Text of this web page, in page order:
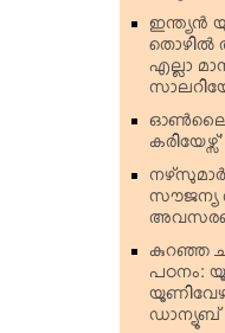
ഇന്ത്യന്‍
തൊഴില്‍
എല്ലാ
ഓണ്‍ലൈന്‍
സൗജന്യ
കുറഞ്ഞ
പഠനം:
ഡാന്യൂബ്